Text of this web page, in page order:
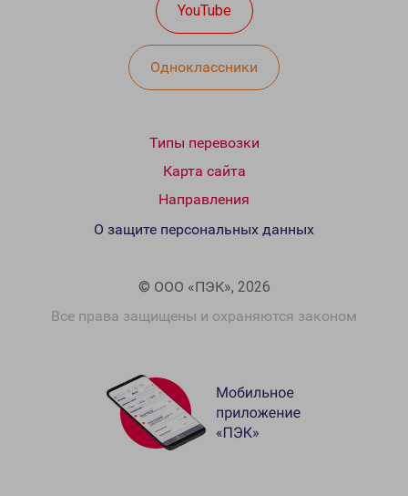
YouTube
Одноклассники
Типы перевозки
Карта сайта
Направления
© ООО «ПЭК», 2026
Все права защищены и охраняются законом
О защите персональных данных